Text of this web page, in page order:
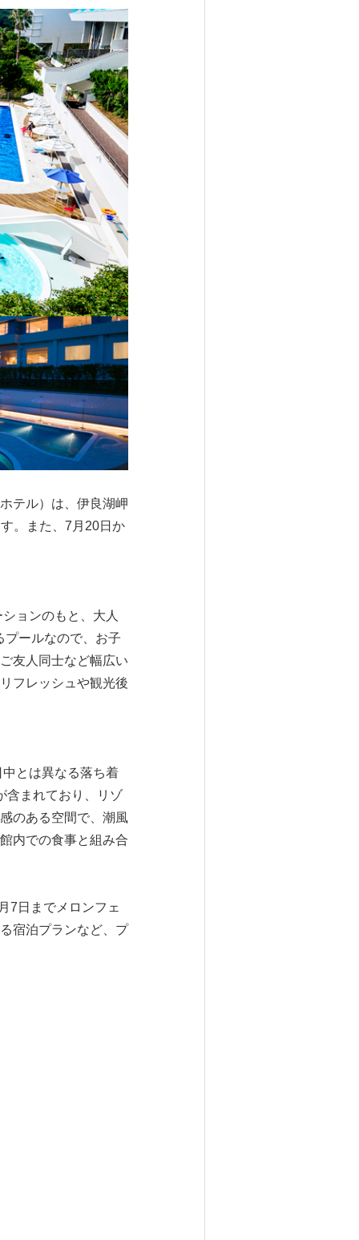
テル）は、伊良湖岬
。また、7月20日か
ョンのもと、大人
プールなので、お子
友人同士など幅広い
フレッシュや観光後
とは異なる落ち着
含まれており、リゾ
のある空間で、潮風
内での食事と組み合
7日までメロンフェ
宿泊プランなど、プ